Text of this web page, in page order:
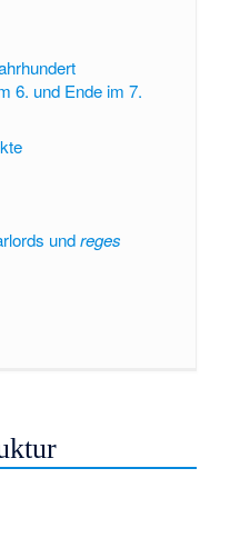
6. und Ende im 7.
undreges